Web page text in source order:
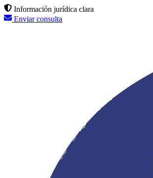
Información jurídica clara
Enviar consulta